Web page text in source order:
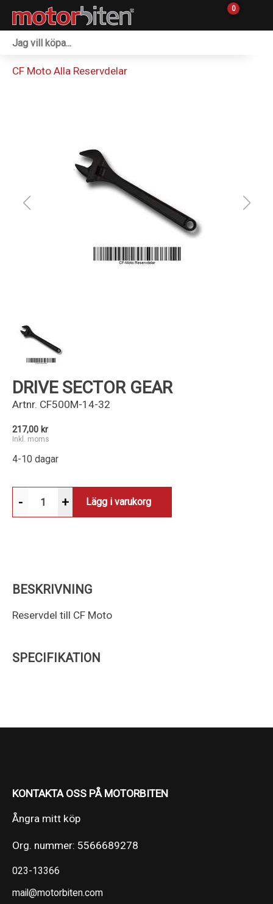
0
Reservdelar
Sprängskisser
CF Moto Alla Reservdelar
DRIVE SECTOR GEAR
Artnr. CF500M-14-32
217,00 kr
Inkl. moms
4-10 dagar
- + Lägg i varukorg
BESKRIVNING
Reservdel till CF Moto
SPECIFIKATION
KONTAKTA OSS PÅ MOTORBITEN
Ångra mitt köp
Org. nummer: 5566689278
023-13366
mail@motorbiten.com